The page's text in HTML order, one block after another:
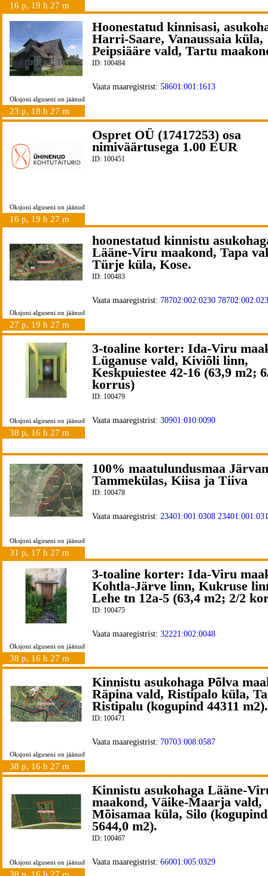
16 p, 19 h 27 m
Oksjoni alguseni on jäänud
23 p, 18 h 27 m
Hoonestatud kinnisasi,
Harri-Saare, Vanaussaia küla,
Peipsiääre vald, Tartu
ID: 100484
Vaata maaregistrist: 58601:001:1613
Oksjoni alguseni on jäänud
16 p, 19 h 27 m
Ospret OÜ (17417253) osa
nimiväärtusega 1.00 EUR
ID: 100451
Oksjoni alguseni on jäänud
27 p, 19 h 27 m
hoonestatud kinnistu
Lääne-Viru maakond, Tapa
Türje küla, Kose.
ID: 100483
Vaata maaregistrist: 78702:002:0230
Oksjoni alguseni on jäänud
38 p, 16 h 27 m
3-toaline korter: Ida-Viru
Lüganuse vald, Kiviõli linn,
Keskpuiestee 42-16 (63,9 m2;
korrus)
ID: 100479
Vaata maaregistrist: 30901:010:0090
Oksjoni alguseni on jäänud
31 p, 17 h 27 m
100% maatulundusmaa
Tammekülas, Kiisa ja Tiiva
ID: 100478
Vaata maaregistrist: 23401:001:0308
Oksjoni alguseni on jäänud
38 p, 16 h 27 m
3-toaline korter: Ida-Viru
Kohtla-Järve linn, Kukruse
Lehe tn 12a-5 (63,4 m2; 2/2
ID: 100475
Vaata maaregistrist: 32221:002:0048
Oksjoni alguseni on jäänud
38 p, 16 h 27 m
Kinnistu asukohaga Põlva
Räpina vald, Ristipalo küla,
Ristipalu (kogupind 44311 m2).
ID: 100471
Vaata maaregistrist: 70703:008:0587
Oksjoni alguseni on jäänud
Kinnistu asukohaga Lääne-
maakond, Väike-Maarja vald,
Mõisamaa küla, Silo (kogupind
5644,0 m2).
ID: 100467
Vaata maaregistrist: 66001:005:0329